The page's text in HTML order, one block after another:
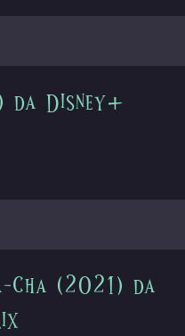
da Disney+
Cha (2021) da